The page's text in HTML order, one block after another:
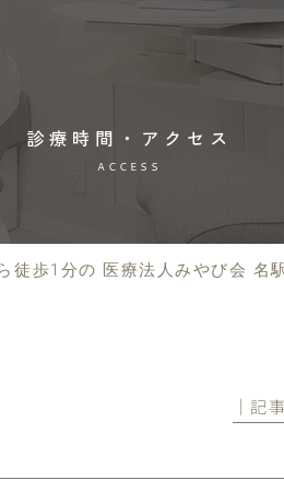
診療時間・アクセス
ACCESS
歩1分の 医療法人みやび会 名
│記